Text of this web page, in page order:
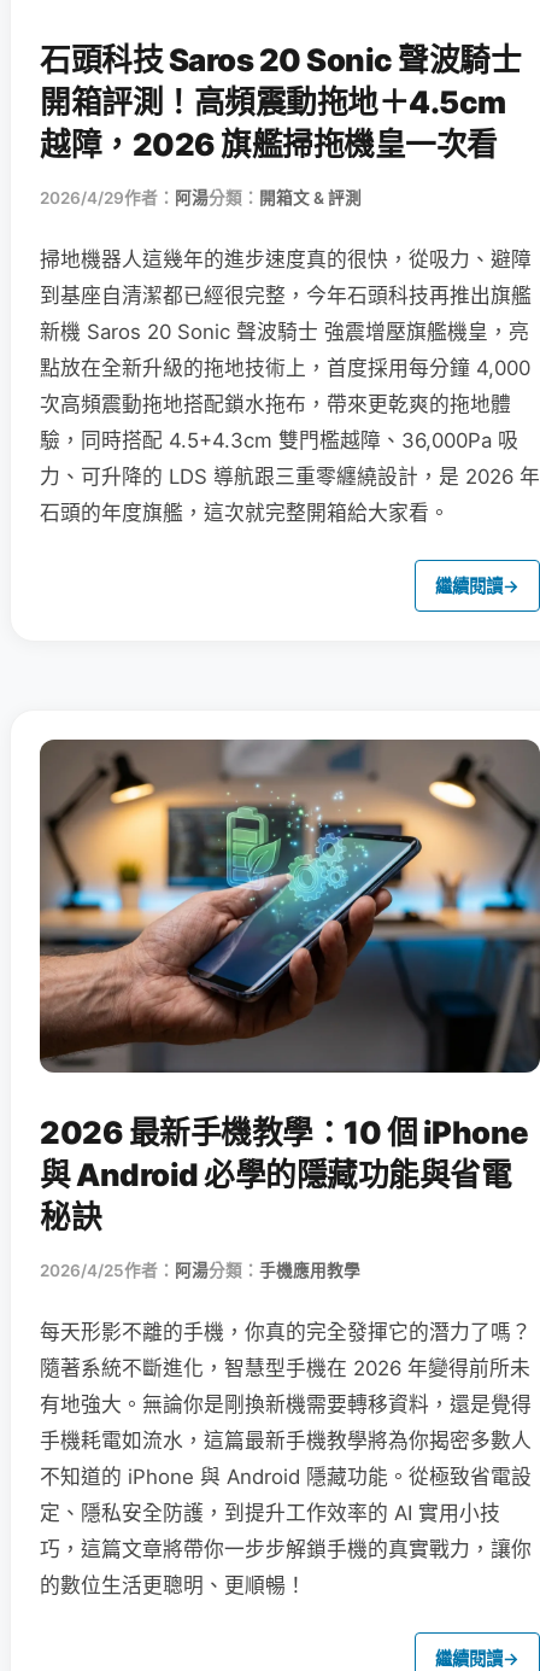
石頭科技 Saros 20 Sonic 聲波騎士
開箱評測！高頻震動拖地＋4.5cm
越障，2026 旗艦掃拖機皇一次看
2026/4/29作者： 阿湯分類： 開箱文 & 評測
掃地機器人這幾年的進步速度真的很快，從吸力、避障
到基座自清潔都已經很完整，今年石頭科技再推出旗艦
新機 Saros 20 Sonic 聲波騎士 強震增壓旗艦機皇，亮
點放在全新升級的拖地技術上，首度採用每分鐘 4,000
次高頻震動拖地搭配鎖水拖布，帶來更乾爽的拖地體
驗，同時搭配 4.5+4.3cm 雙門檻越障、36,000Pa 吸
力、可升降的 LDS 導航跟三重零纏繞設計，是 2026 年
石頭的年度旗艦，這次就完整開箱給大家看。
繼續閱讀→
2026 最新手機教學：10 個 iPhone
與 Android 必學的隱藏功能與省電
秘訣
2026/4/25作者： 阿湯分類： 手機應用教學
每天形影不離的手機，你真的完全發揮它的潛力了嗎？
隨著系統不斷進化，智慧型手機在 2026 年變得前所未
有地強大。無論你是剛換新機需要轉移資料，還是覺得
手機耗電如流水，這篇最新手機教學將為你揭密多數人
不知道的 iPhone 與 Android 隱藏功能。從極致省電設
定、隱私安全防護，到提升工作效率的 AI 實用小技
巧，這篇文章將帶你一步步解鎖手機的真實戰力，讓你
的數位生活更聰明、更順暢！
繼續閱讀→